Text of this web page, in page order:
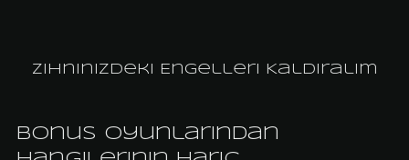
Zihninizdeki Engelleri Kaldıralım
Bonus oyunlarından